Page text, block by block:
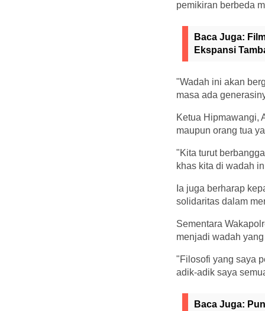
pemikiran berbeda
Baca Juga:
Ekspansi
"Wadah ini akan
masa ada
Ketua Hipmawangi,
maupun orang tua
"Kita turut
khas kita di wadah
Ia juga berharap
solidaritas dalam
Sementara
menjadi wadah
"Filosofi yang saya
adik-adik saya
Baca Juga: